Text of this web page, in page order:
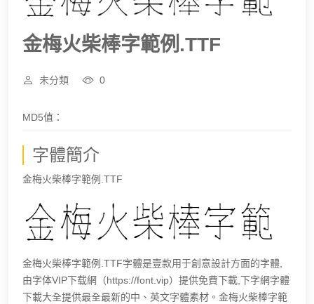
金梅火柴棒字範例.TTF
未分類 0
MD5值：
字體簡介
金梅火柴棒字範例.TTF
金梅火柴棒字範例.TTF字體是壹款用于創意設計方面的字體,
由字体VIP下载網（https://font.vip）提供免費下載,下字網字體
下載大全提供最全最新的中、英文字體素材。金梅火柴棒字範